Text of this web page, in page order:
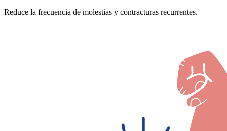
Reduce la frecuencia de molestias y contracturas recurrentes.